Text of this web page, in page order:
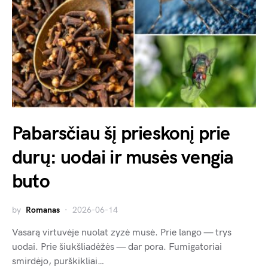
Pabarsčiau šį prieskonį prie
durų: uodai ir musės vengia
buto
by Romanas 2026-06-14
Vasarą virtuvėje nuolat zyzė musė. Prie lango — trys
uodai. Prie šiukšliadėžės — dar pora. Fumigatoriai
smirdėjo, purškikliai…